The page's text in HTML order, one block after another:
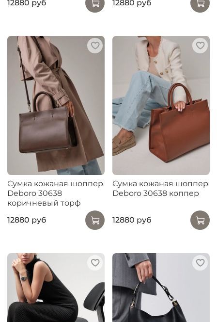
12880 руб
12880 руб
Сумка кожаная шоппер
Deboro 30638
коричневый торф
12880 руб
Сумка кожаная шоппер
Deboro 30638 коппер
12880 руб